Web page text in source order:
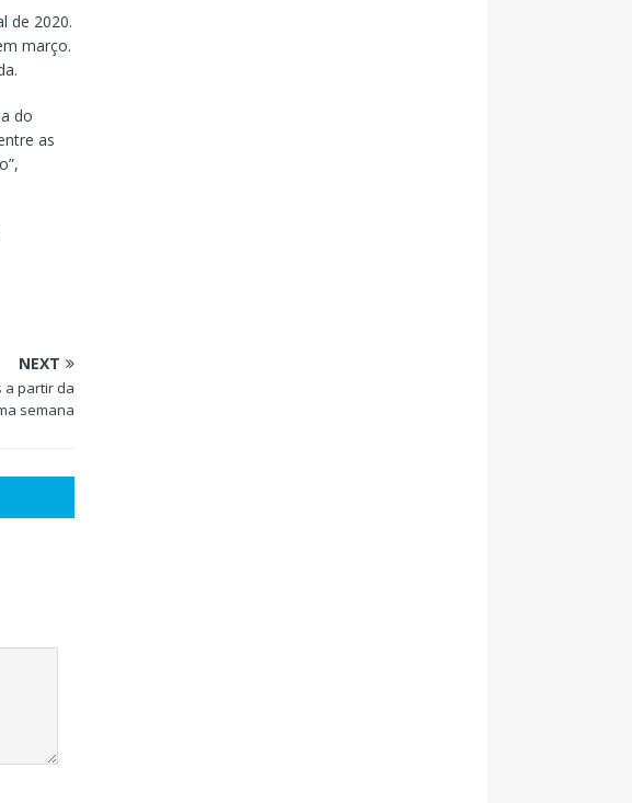
de 2020.
março.
do
as
NEXT
a partir da
semana